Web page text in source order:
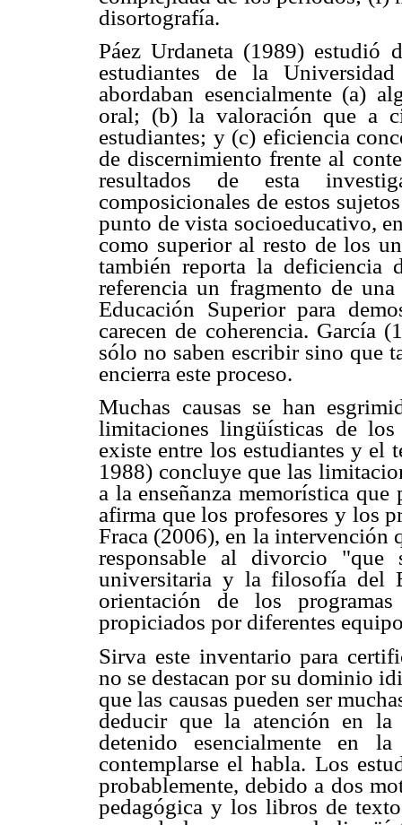
disortografía.
Páez Urdaneta (1989) estudió
estudiantes de la
abordaban esencialmente (a)
oral; (b) la valoración que a
estudiantes; y (c) eficiencia
de discernimiento frente al
resultados de esta
composicionales de estos
punto de vista socioeducativo,
como superior al resto de los
también reporta la deficiencia
referencia un fragmento de
Educación Superior para
carecen de coherencia. García
sólo no saben escribir sino que
encierra este proceso.
Muchas causas se han
limitaciones lingüísticas de
existe entre los estudiantes y el
1988) concluye que las
a la enseñanza memorística que
afirma que los profesores y los
Fraca (2006), en la
responsable al divorcio "que
universitaria y la filosofía del
orientación de los
propiciados por diferentes
Sirva este inventario para
no se destacan por su dominio
que las causas pueden ser
deducir que la atención en la
detenido esencialmente en
contemplarse el habla. Los
probablemente, debido a dos
pedagógica y los libros de